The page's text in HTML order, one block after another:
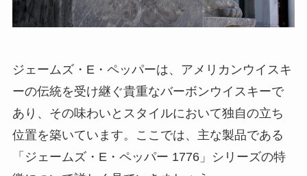
ジェームズ・E・ペッパーは、アメリカンウイスキ
ーの伝統を受け継ぐ貴重なバーボンウイスキーで
あり、その味わいとスタイルにおいて独自の立ち
位置を築いています。ここでは、主な製品である
「ジェームズ・E・ペッパー 1776」シリーズの特